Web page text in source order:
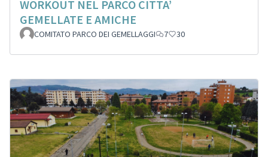
WORKOUT NEL PARCO CITTA’
GEMELLATE E AMICHE
COMITATO PARCO DEI GEMELLAGGI 7 30